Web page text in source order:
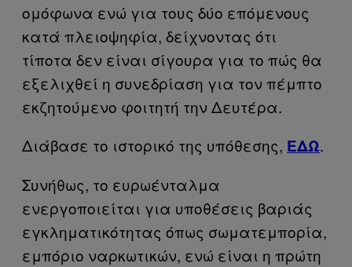
ομόφωνα ενώ για τους δύο επόμενους
κατά πλειοψηφία, δείχνοντας ότι
τίποτα δεν είναι σίγουρα για το πώς θα
εξελιχθεί η συνεδρίαση για τον πέμπτο
εκζητούμενο φοιτητή την Δευτέρα.
Διάβασε το ιστορικό της υπόθεσης, ΕΔΩ.
Συνήθως, το ευρωένταλμα
ενεργοποιείται για υποθέσεις βαριάς
εγκληματικότητας όπως σωματεμπορία,
εμπόριο ναρκωτικών, ενώ είναι η πρώτη